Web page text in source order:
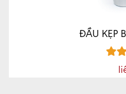
ĐẦU KẸP